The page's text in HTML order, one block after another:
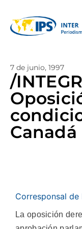
7 de junio, 1997
/
Canadá
Corresponsal de
La oposición